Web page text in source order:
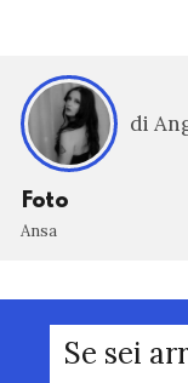
di
Foto
Ansa
Se sei